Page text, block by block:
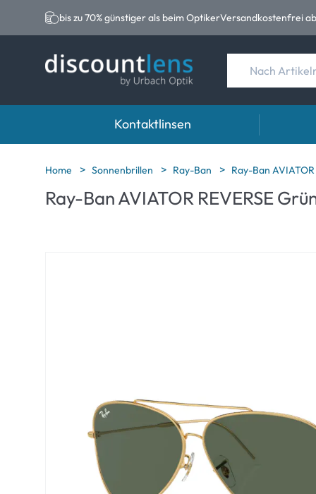
bis zu 70% günstiger als beim OptikerVersandkostenfrei
Kontaktlinsen
Marken
Acuvue
Air Optix
Clariti
Kategorie
Sphärische
Marken
Eversee
Weitere
Home Sonnenbrillen Ray-Ban Ray-Ban
Ray-Ban AVIATOR REVERSE